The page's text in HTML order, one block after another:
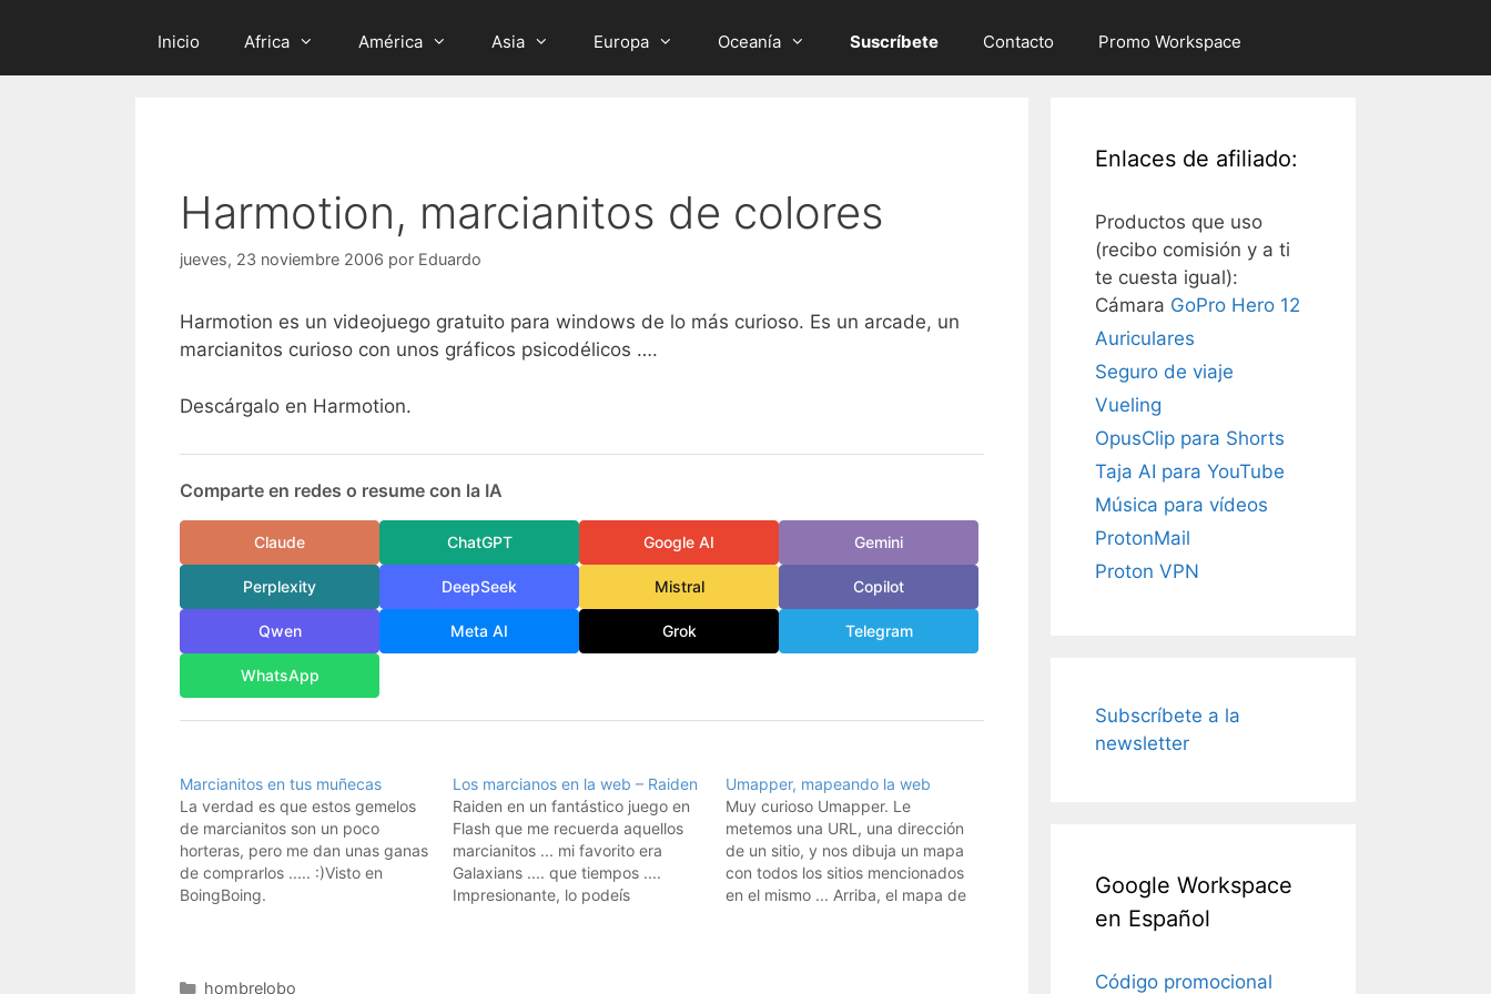
Inicio Africa América Asia Europa Oceanía Suscríbete Contacto Promo Workspace
Harmotion, marcianitos de colores
jueves, 23 noviembre 2006 por Eduardo
Harmotion es un videojuego gratuito para windows de lo más curioso. Es un arcade, un
marcianitos curioso con unos gráficos psicodélicos ….
Descárgalo en Harmotion.
Comparte en redes o resume con la IA
Claude ChatGPT Google AI Gemini
Perplexity DeepSeek Mistral Copilot
Qwen Meta AI Grok Telegram
WhatsApp
Marcianitos en tus muñecas
La verdad es que estos gemelos
de marcianitos son un poco
horteras, pero me dan unas ganas
de comprarlos ..... :)Visto en
BoingBoing.
Los marcianos en la web – Raiden
Raiden en un fantástico juego en
Flash que me recuerda aquellos
marcianitos ... mi favorito era
Galaxians .... que tiempos ....
Impresionante, lo podeís
Umapper, mapeando la web
Muy curioso Umapper. Le
metemos una URL, una dirección
de un sitio, y nos dibuja un mapa
con todos los sitios mencionados
en el mismo ... Arriba, el mapa de
Categorías
hombrelobo
Enlaces de afiliado:
Productos que uso
(recibo comisión y a ti
te cuesta igual):
Cámara GoPro Hero 12
Auriculares
Seguro de viaje
Vueling
OpusClip para Shorts
Taja AI para YouTube
Música para vídeos
ProtonMail
Proton VPN
Subscríbete a la
newsletter
Google Workspace
en Español
Código promocional